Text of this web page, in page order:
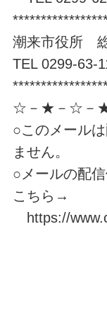
潮来市役所
TEL 0299-63-
☆－★－☆－
○このメール
ません。
○メールの配
こちら→
https://